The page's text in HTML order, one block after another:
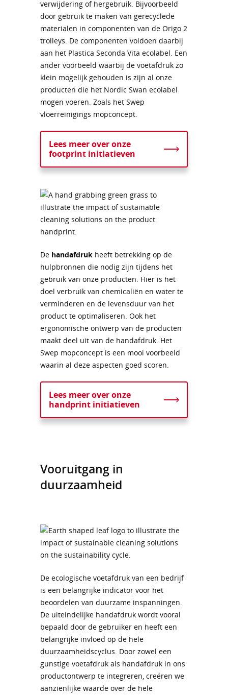
verwijdering of hergebruik. Bijvoorbeeld
door gebruik te maken van gerecyclede
materialen in componenten van de Origo 2
trolleys. De componenten voldoen daarbij
aan het Plastica Seconda Vita ecolabel. Een
ander voorbeeld waarbij de voetafdruk zo
klein mogelijk gehouden is zijn al onze
producten die het Nordic Swan ecolabel
mogen voeren. Zoals het Swep
vloerreinigings mopconcept.
Lees meer over onze
footprint initiatieven
De handafdruk heeft betrekking op de
hulpbronnen die nodig zijn tijdens het
gebruik van onze producten. Hier is het
doel verbruik van chemicaliën en water te
verminderen en de levensduur van het
product te optimaliseren. Ook het
ergonomische ontwerp van de producten
maakt deel uit van de handafdruk. Het
Swep mopconcept is een mooi voorbeeld
waarin al deze aspecten goed scoren.
Lees meer over onze
handprint initiatieven
Vooruitgang in
duurzaamheid
De ecologische voetafdruk van een bedrijf
is een belangrijke indicator voor het
beoordelen van duurzame inspanningen.
De uiteindelijke handafdruk wordt vooral
bepaald door de gebruiker en heeft een
belangrijke invloed op de hele
duurzaamheidscyclus. Door zowel een
gunstige voetafdruk als handafdruk in ons
productontwerp te integreren, creëren we
aanzienlijke waarde over de hele